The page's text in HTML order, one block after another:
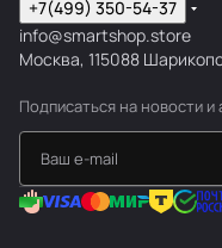
+7(499) 350-54-37
info@smartshop.store
Москва, 115088
Подписаться на новости и